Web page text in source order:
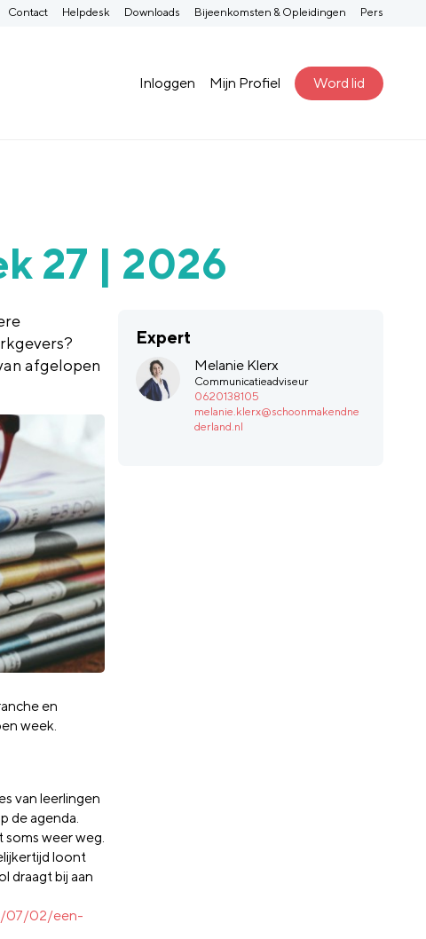
Inloggen Mijn Profiel Word lid
Contact Helpdesk Downloads Bijeenkomsten & Opleidingen Pers
27 | 2026
afgelopen
Expert
Melanie Klerx
Communicatieadviseur
0620138105
melanie.klerx@schoonmakendne
derland.nl
en
week.
van leerlingen
de agenda.
soms weer weg.
loont
draagt bij aan
07/02/een-